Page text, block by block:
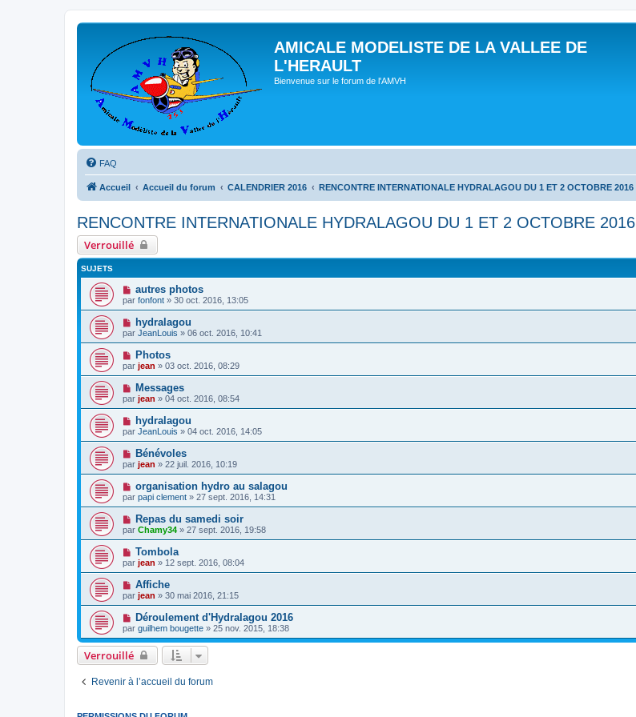
AMICALE MODELISTE DE LA VALLEE DE
L'HERAULT
Bienvenue sur le forum de l'AMVH
FAQ
Accueil Accueil du forum CALENDRIER 2016 RENCONTRE INTERNATIONALE HYDRALAGOU DU 1 ET 2 OCTOBRE 2016
RENCONTRE INTERNATIONALE HYDRALAGOU DU 1 ET 2 OCTOBRE 2016
Verrouillé
SUJETS
autres photos
par fonfont » 30 oct. 2016, 13:05
hydralagou
par JeanLouis » 06 oct. 2016, 10:41
Photos
par jean » 03 oct. 2016, 08:29
Messages
par jean » 04 oct. 2016, 08:54
hydralagou
par JeanLouis » 04 oct. 2016, 14:05
Bénévoles
par jean » 22 juil. 2016, 10:19
organisation hydro au salagou
par papi clement » 27 sept. 2016, 14:31
Repas du samedi soir
par Chamy34 » 27 sept. 2016, 19:58
Tombola
par jean » 12 sept. 2016, 08:04
Affiche
par jean » 30 mai 2016, 21:15
Déroulement d'Hydralagou 2016
par guilhem bougette » 25 nov. 2015, 18:38
Verrouillé
Revenir à l’accueil du forum